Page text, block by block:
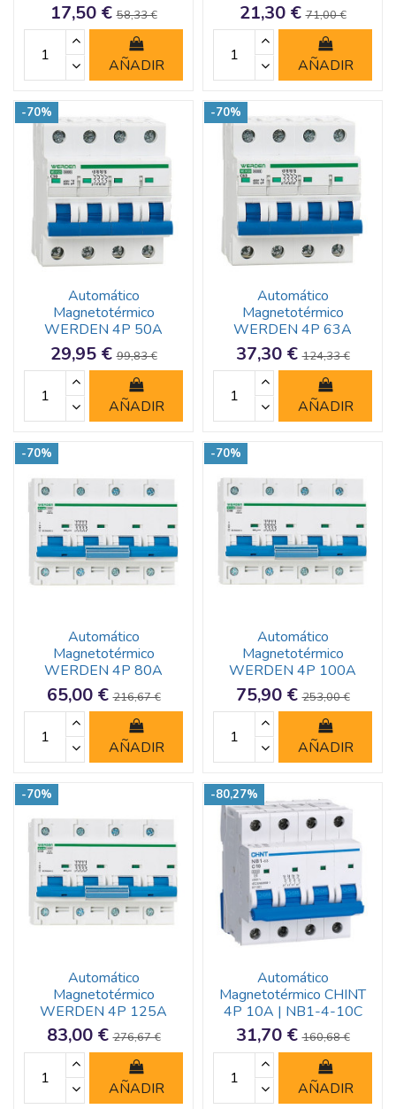
17,50 €58,33 €
AÑADIR
21,30 €71,00 €
AÑADIR
-70%
Automático
Magnetotérmico
WERDEN 4P 50A
29,95 €99,83 €
AÑADIR
-70%
Automático
Magnetotérmico
WERDEN 4P 63A
37,30 €124,33 €
AÑADIR
-70%
Automático
Magnetotérmico
WERDEN 4P 80A
65,00 €216,67 €
AÑADIR
-70%
Automático
Magnetotérmico
WERDEN 4P 100A
75,90 €253,00 €
AÑADIR
-70%
Automático
Magnetotérmico
WERDEN 4P 125A
83,00 €276,67 €
AÑADIR
-80,27%
Automático
Magnetotérmico CHINT
4P 10A | NB1-4-10C
31,70 €160,68 €
AÑADIR